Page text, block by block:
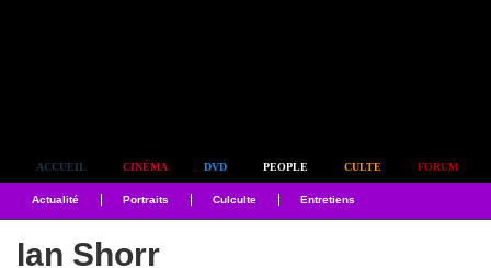
ACCUEIL CINÉMA DVD PEOPLE CULTE FORUM
Actualité Portraits Culculte Entretiens
Ian Shorr